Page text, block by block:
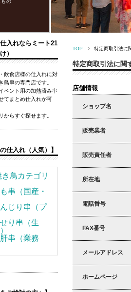
TOP 特定商取引法に
特定商取引法に関
店舗情報
ショップ名
販売業者
販売責任者
所在地
電話番号
FAX番号
メールアドレス
ホームページ
入れならミート21
）
飲食店様の仕入れに対
鳥串の専門店です。
ベント用の加熱済み串
てまとめ仕入れが可
からすぐ探せます。
仕入れ（人気）】
鳥カテゴリ
串（国産・
じり串（プ
り串（生
串（業務